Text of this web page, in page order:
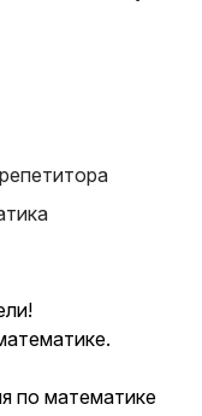
по математике